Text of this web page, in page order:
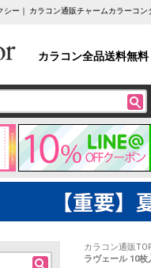
ー｜ カラコン通販チャームカラーコン
カラコン全品送料無料
カラコン通販
ラヴェール 10